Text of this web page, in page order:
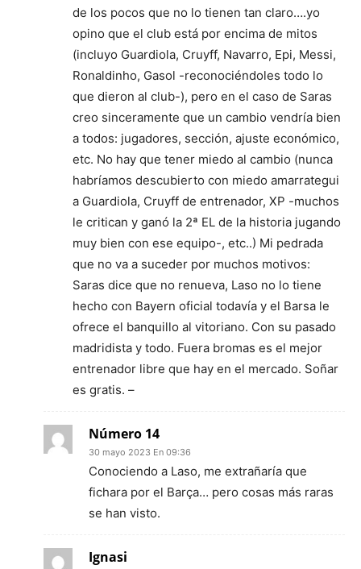
de los pocos que no lo tienen tan claro….yo
opino que el club está por encima de mitos
(incluyo Guardiola, Cruyff, Navarro, Epi, Messi,
Ronaldinho, Gasol -reconociéndoles todo lo
que dieron al club-), pero en el caso de Saras
creo sinceramente que un cambio vendría bien
a todos: jugadores, sección, ajuste económico,
etc. No hay que tener miedo al cambio (nunca
habríamos descubierto con miedo amarrategui
a Guardiola, Cruyff de entrenador, XP -muchos
le critican y ganó la 2ª EL de la historia jugando
muy bien con ese equipo-, etc..) Mi pedrada
que no va a suceder por muchos motivos:
Saras dice que no renueva, Laso no lo tiene
hecho con Bayern oficial todavía y el Barsa le
ofrece el banquillo al vitoriano. Con su pasado
madridista y todo. Fuera bromas es el mejor
entrenador libre que hay en el mercado. Soñar
es gratis. –
Número 14
30 mayo 2023 En 09:36
Conociendo a Laso, me extrañaría que
fichara por el Barça… pero cosas más raras
se han visto.
Ignasi